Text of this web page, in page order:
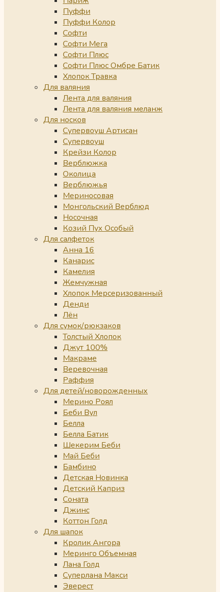
Пуффи
Пуффи Колор
Софти
Софти Мега
Софти Плюс
Софти Плюс Омбре Батик
Хлопок Травка
Для валяния
Лента для валяния
Лента для валяния меланж
Для носков
Супервоуш Артисан
Супервоуш
Крейзи Колор
Верблюжка
Околица
Верблюжья
Мериносовая
Монгольский Верблюд
Носочная
Козий Пух Особый
Для салфеток
Анна 16
Канарис
Камелия
Жемчужная
Хлопок Мерсеризованный
Денди
Лён
Для сумок/рюкзаков
Толстый Хлопок
Джут 100%
Макраме
Веревочная
Раффия
Для детей/новорожденных
Мерино Роял
Беби Вул
Белла
Белла Батик
Шекерим Беби
Май Беби
Бамбино
Детская Новинка
Детский Каприз
Соната
Джинс
Коттон Голд
Для шапок
Кролик Ангора
Меринго Объемная
Лана Голд
Суперлана Макси
Эверест